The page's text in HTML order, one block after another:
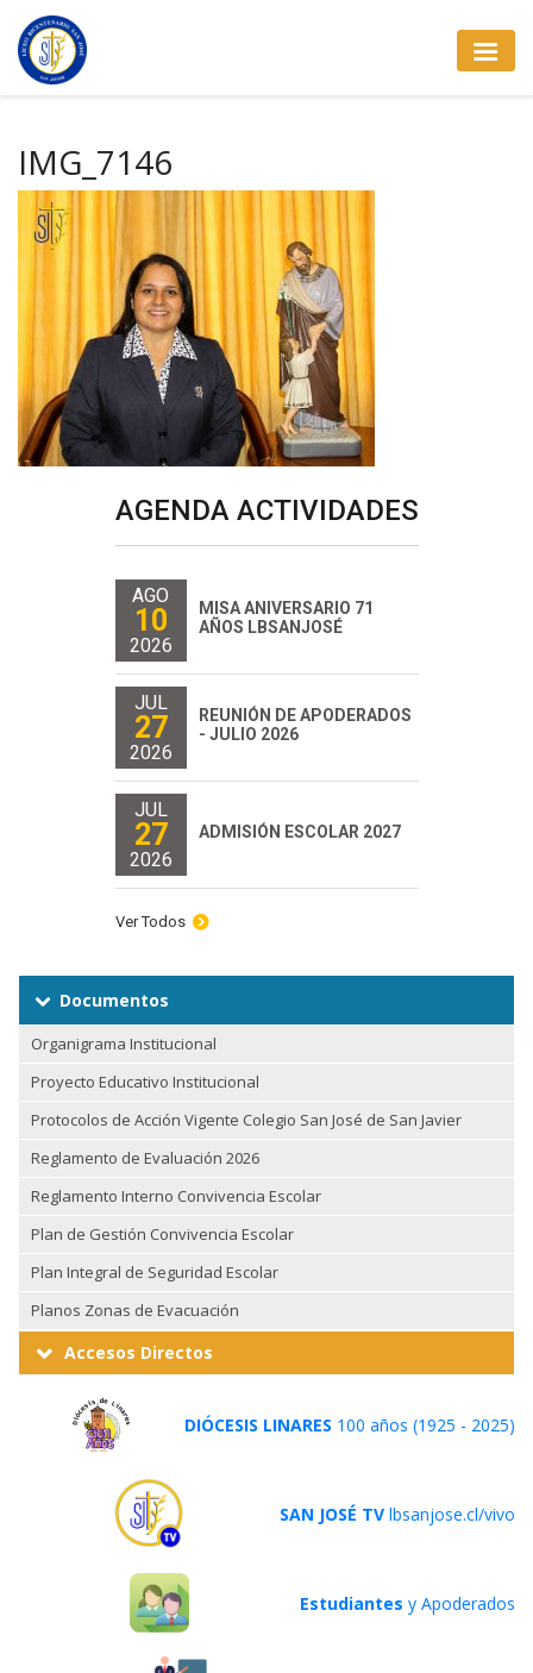
IMG_7146
AGENDA ACTIVIDADES
AGO
10
2026
MISA ANIVERSARIO 71
AÑOS LBSANJOSÉ
JUL
27
2026
REUNIÓN DE APODERADOS
- JULIO 2026
JUL
27
2026
ADMISIÓN ESCOLAR 2027
Ver Todos
Documentos
Organigrama Institucional
Proyecto Educativo Institucional
Protocolos de Acción Vigente Colegio San José de San Javier
Reglamento de Evaluación 2026
Reglamento Interno Convivencia Escolar
Plan de Gestión Convivencia Escolar
Plan Integral de Seguridad Escolar
Planos Zonas de Evacuación
Accesos Directos
DIÓCESIS LINARES 100 años (1925 - 2025)
SAN JOSÉ TV lbsanjose.cl/vivo
Estudiantes y Apoderados